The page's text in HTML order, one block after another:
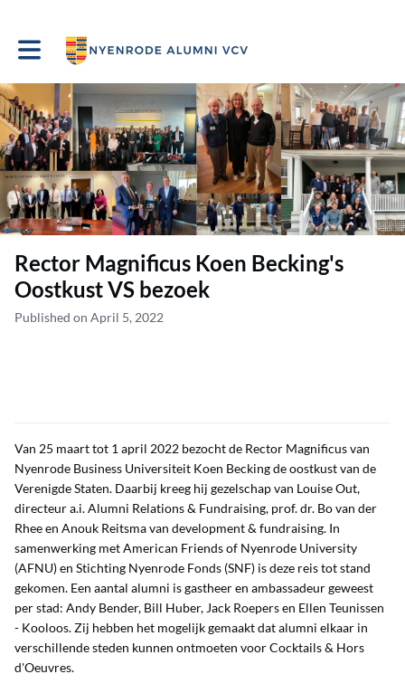
Toggle main navigation
Rector Magnificus Koen Becking's
Oostkust VS bezoek
Published on April 5, 2022
Van 25 maart tot 1 april 2022 bezocht de Rector Magnificus van
Nyenrode Business Universiteit Koen Becking de oostkust van de
Verenigde Staten. Daarbij kreeg hij gezelschap van Louise Out,
directeur a.i. Alumni Relations & Fundraising, prof. dr. Bo van der
Rhee en Anouk Reitsma van development & fundraising. In
samenwerking met American Friends of Nyenrode University
(AFNU) en Stichting Nyenrode Fonds (SNF) is deze reis tot stand
gekomen. Een aantal alumni is gastheer en ambassadeur geweest
per stad: Andy Bender, Bill Huber, Jack Roepers en Ellen Teunissen
- Kooloos. Zij hebben het mogelijk gemaakt dat alumni elkaar in
verschillende steden kunnen ontmoeten voor Cocktails & Hors
d'Oeuvres.